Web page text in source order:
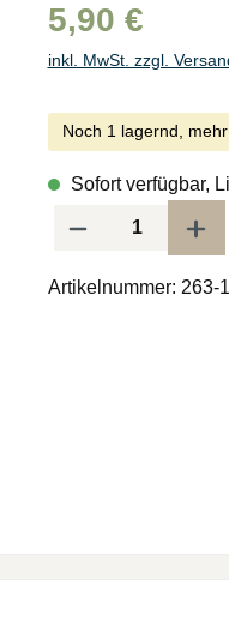
5,90 €
inkl. MwSt. zzgl.
Noch 1 lagernd,
Sofort verfügbar,
Produkt Anzahl: Gib
Artikelnummer: 263-